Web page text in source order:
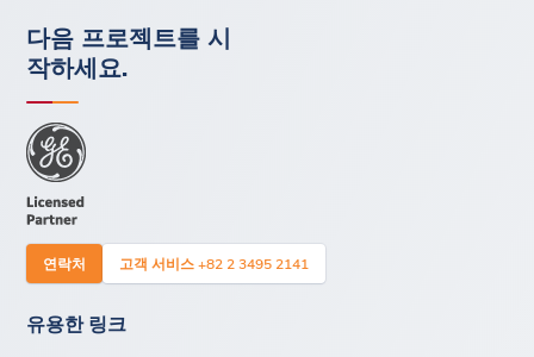
다음 프로젝트를 시
작하세요.
연락처 고객 서비스 +82 2 3495 2141
유용한 링크